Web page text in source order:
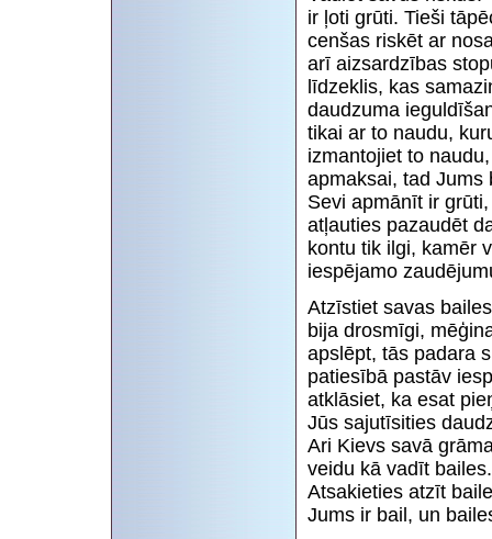
ir ļoti grūti. Tieši
cenšas riskēt ar
arī aizsardzības
līdzeklis, kas
daudzuma
tikai ar to naudu,
izmantojiet to
apmaksai, tad Jums
Sevi apmānīt ir
atļauties pazaudēt
kontu tik ilgi, kamēr
iespējamo
Atzīstiet savas
bija drosmīgi,
apslēpt, tās padara
patiesībā pastāv
atklāsiet, ka esat
Jūs sajutīsities
Ari Kievs savā
veidu kā vadīt
Atsakieties atzīt
Jums ir bail, un